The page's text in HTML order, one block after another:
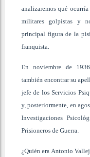
analizaremos qué
militares golpistas y
principal figura de la
franquista.
En noviembre de
también encontrar su
jefe de los Servicios
y, posteriormente, en
Investigaciones
Prisioneros de Guerra.
¿Quién era Antonio